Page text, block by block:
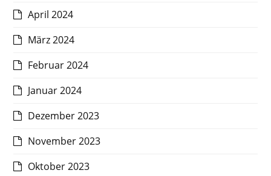
April 2024
März 2024
Februar 2024
Januar 2024
Dezember 2023
November 2023
Oktober 2023